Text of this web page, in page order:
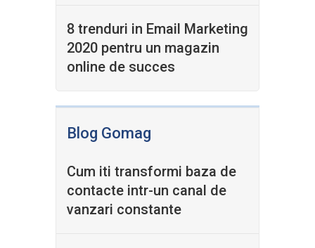
8 trenduri in Email Marketing
2020 pentru un magazin
online de succes
Blog Gomag
Cum iti transformi baza de
contacte intr-un canal de
vanzari constante